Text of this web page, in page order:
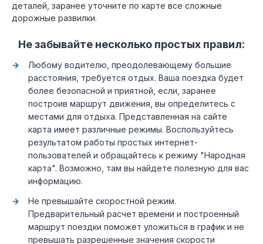
деталей, заранее уточните по карте все сложные
дорожные развилки.
Не забывайте несколько простых правил:
Любому водителю, преодолевающему большие
расстояния, требуется отдых. Ваша поездка будет
более безопасной и приятной, если, заранее
построив маршрут движения, вы определитесь с
местами для отдыха. Представленная на сайте
карта имеет различные режимы. Воспользуйтесь
результатом работы простых интернет-
пользователей и обращайтесь к режиму "Народная
карта". Возможно, там вы найдете полезную для вас
информацию.
Не превышайте скоростной режим.
Предварительный расчет времени и построенный
маршрут поездки поможет уложиться в график и не
превышать разрешенные значения скорости